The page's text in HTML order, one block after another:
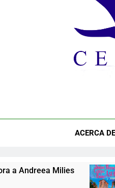
Prádena acogerá el
ACERCA
Programa de
8 Horas Atrás